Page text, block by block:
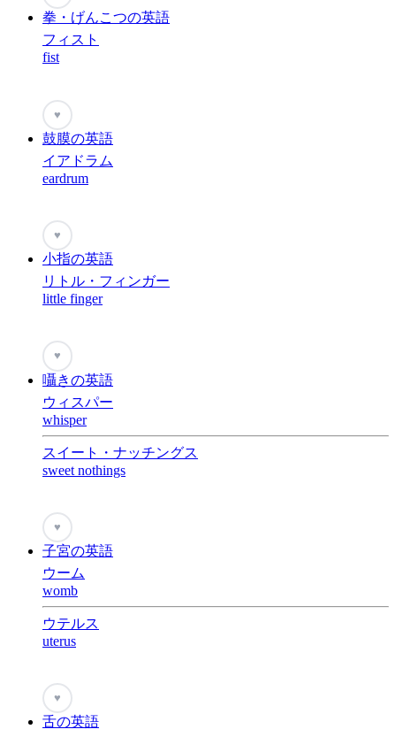
拳・げんこつの英語
フィスト
fist
♥
鼓膜の英語
イアドラム
eardrum
♥
小指の英語
リトル・フィンガー
little finger
♥
囁きの英語
ウィスパー
whisper
スイート・ナッチングス
sweet nothings
♥
子宮の英語
ウーム
womb
ウテルス
uterus
♥
舌の英語